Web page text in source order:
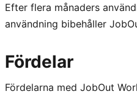
Efter flera månaders
användning bibehåller
Fördelar
Fördelarna med JobOut